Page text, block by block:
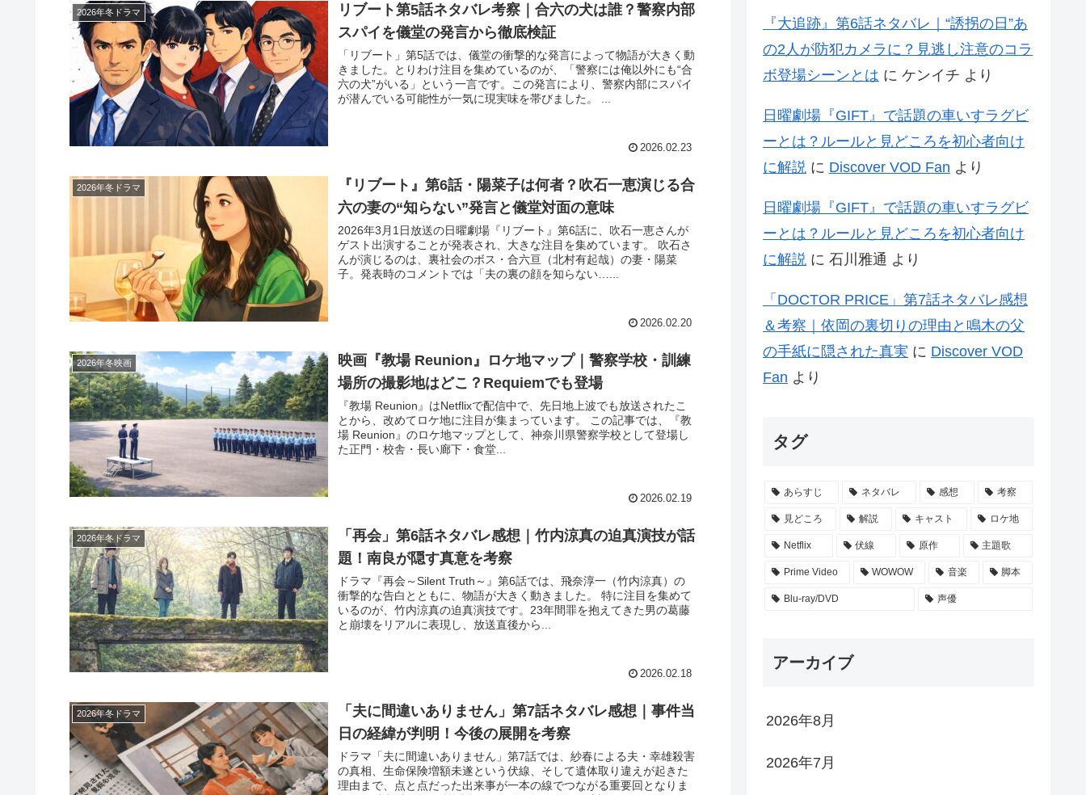
2026年冬ドラマ
リブート第5話ネタバレ考察｜合六の犬は誰？警察内部
スパイを儀堂の発言から徹底検証
「リブート」第5話では、儀堂の衝撃的な発言によって物語が大きく動
きました。とりわけ注目を集めているのが、「警察には俺以外にも“合
六の犬”がいる」という一言です。この発言により、警察内部にスパイ
が潜んでいる可能性が一気に現実味を帯びました。 ...
2026.02.23
2026年冬ドラマ
『リブート』第6話・陽菜子は何者？吹石一恵演じる合
六の妻の“知らない”発言と儀堂対面の意味
2026年3月1日放送の日曜劇場『リブート』第6話に、吹石一恵さんが
ゲスト出演することが発表され、大きな注目を集めています。 吹石さ
んが演じるのは、裏社会のボス・合六亘（北村有起哉）の妻・陽菜
子。発表時のコメントでは「夫の裏の顔を知らない…...
2026.02.20
2026年冬映画
映画『教場 Reunion』ロケ地マップ｜警察学校・訓練
場所の撮影地はどこ？Requiemでも登場
『教場 Reunion』はNetflixで配信中で、先日地上波でも放送されたこ
とから、改めてロケ地に注目が集まっています。 この記事では、『教
場 Reunion』のロケ地マップとして、神奈川県警察学校として登場し
た正門・校舎・長い廊下・食堂...
2026.02.19
2026年冬ドラマ
「再会」第6話ネタバレ感想｜竹内涼真の迫真演技が話
題！南良が隠す真意を考察
ドラマ『再会～Silent Truth～』第6話では、飛奈淳一（竹内涼真）の
衝撃的な告白とともに、物語が大きく動きました。 特に注目を集めて
いるのが、竹内涼真の迫真演技です。23年間罪を抱えてきた男の葛藤
と崩壊をリアルに表現し、放送直後から...
2026.02.18
2026年冬ドラマ
「夫に間違いありません」第7話ネタバレ感想｜事件当
日の経緯が判明！今後の展開を考察
ドラマ「夫に間違いありません」第7話では、紗春による夫・幸雄殺害
の真相、生命保険増額未遂という伏線、そして遺体取り違えが起きた
理由まで、点と点だった出来事が一本の線でつながる重要回となりま
『大追跡』第6話ネタバレ｜“誘拐の日”あ
の2人が防犯カメラに？見逃し注意のコラ
ボ登場シーンとは に ケンイチ より
日曜劇場『GIFT』で話題の車いすラグビ
ーとは？ルールと見どころを初心者向け
に解説 に Discover VOD Fan より
日曜劇場『GIFT』で話題の車いすラグビ
ーとは？ルールと見どころを初心者向け
に解説 に 石川雅通 より
「DOCTOR PRICE」第7話ネタバレ感想
＆考察｜依岡の裏切りの理由と鳴木の父
の手紙に隠された真実 に Discover VOD
Fan より
タグ
あらすじ ネタバレ 感想 考察
見どころ 解説 キャスト ロケ地
Netflix 伏線 原作 主題歌
Prime Video WOWOW 音楽 脚本
Blu-ray/DVD 声優
アーカイブ
2026年8月
2026年7月